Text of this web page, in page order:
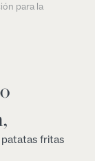
para la
fritas